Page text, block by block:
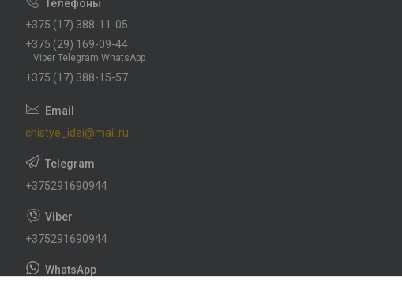
+375 (17) 388-11-05
+375 (29) 169-09-44
Viber Telegram WhatsApp
+375 (17) 388-15-57
chistye_idei@mail.ru
+375291690944
+375291690944